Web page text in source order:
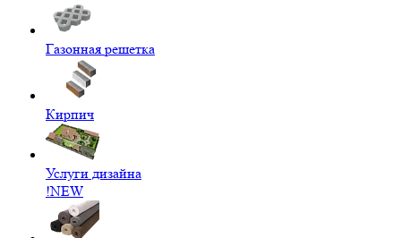
Газонная решетка
Кирпич
Услуги дизайна
!NEW